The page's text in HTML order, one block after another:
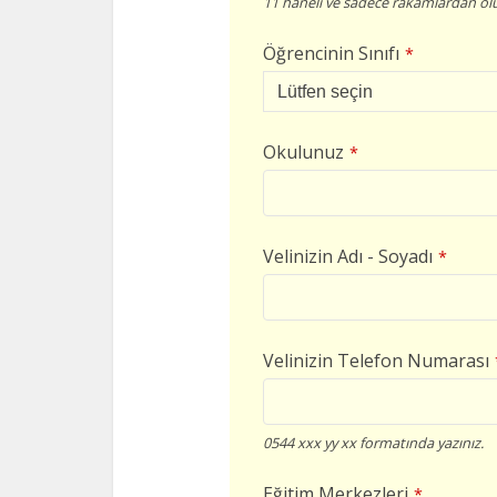
Öğrencinin Sınıfı *
Okulunuz *
Velinizin Adı - Soyadı *
Velinizin Telefon Numarası
0544 xxx yy xx formatında yazınız.